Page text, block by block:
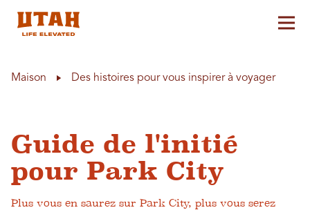
Maison Des histoires pour vous inspirer à voyager
Guide de l'initié
pour Park City
Plus vous en saurez sur Park City, plus vous serez